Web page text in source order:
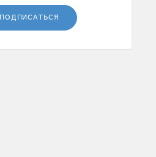
ПОДПИСАТЬСЯ